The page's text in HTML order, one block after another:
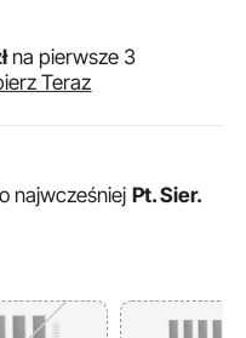
na pierwsze 3
Teraz
najwcześniej Pt. Sier.